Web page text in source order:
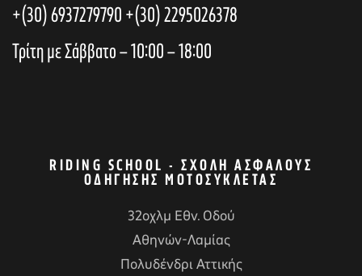
+(30) 6937279790+(30) 2295026378
Τρίτη με Σάββατο – 10:00 – 18:00
RIDING SCHOOL - ΣΧΟΛΉ ΑΣΦΑΛΟΎΣ
ΟΔΉΓΗΣΗΣ ΜΟΤΟΣΥΚΛΈΤΑΣ
32οχλμ Εθν. Οδού
Αθηνών-Λαμίας
Πολυδένδρι Αττικής